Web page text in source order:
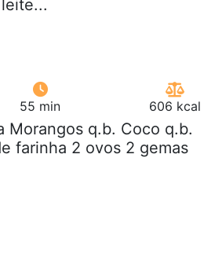
55 min 606 kcal
Morangos q.b. Coco q.b.
farinha 2 ovos 2 gemas